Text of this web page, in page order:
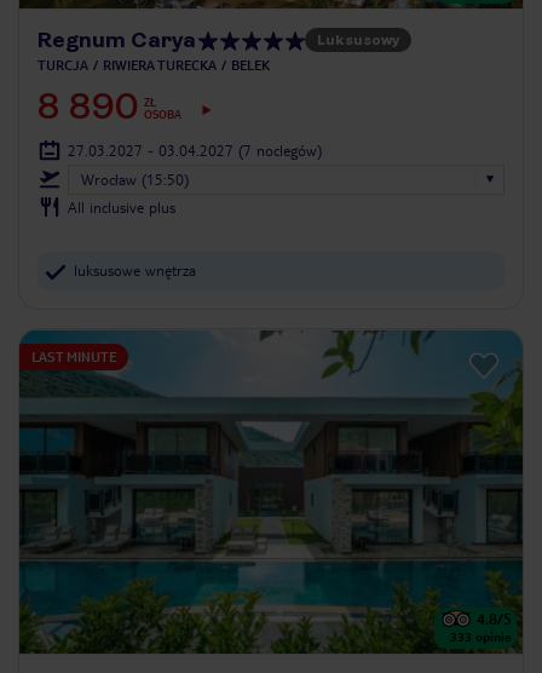
Regnum Carya Luksusowy
TURCJA RIWIERA TURECKA BELEK
8 890 ZŁ
OSOBA
27.03.2027 - 03.04.2027 (7 noclegów)
Wrocław (15:50)
All inclusive plus
luksusowe wnętrza
LAST MINUTE
4.8/5
333 opinie